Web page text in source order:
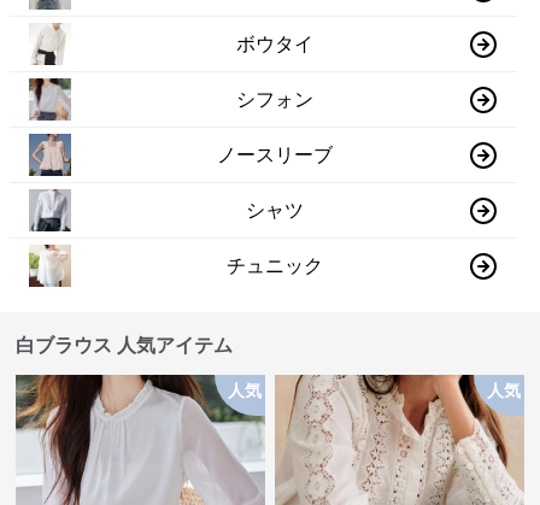
ボウタイ
シフォン
ノースリーブ
シャツ
チュニック
白ブラウス 人気アイテム
人気 人気